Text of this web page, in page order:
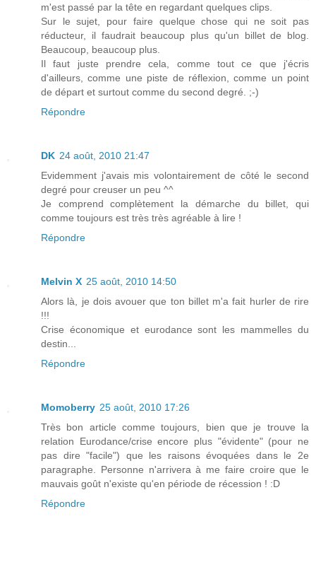
m'est passé par la tête en regardant quelques clips.
Sur le sujet, pour faire quelque chose qui ne soit pas
réducteur, il faudrait beaucoup plus qu'un billet de blog.
Beaucoup, beaucoup plus.
Il faut juste prendre cela, comme tout ce que j'écris
d'ailleurs, comme une piste de réflexion, comme un point
de départ et surtout comme du second degré. ;-)
Répondre
DK 24 août, 2010 21:47
Evidemment j'avais mis volontairement de côté le second
degré pour creuser un peu ^^
Je comprend complètement la démarche du billet, qui
comme toujours est très très agréable à lire !
Répondre
Melvin X 25 août, 2010 14:50
Alors là, je dois avouer que ton billet m'a fait hurler de rire
!!!
Crise économique et eurodance sont les mammelles du
destin...
Répondre
Momoberry 25 août, 2010 17:26
Très bon article comme toujours, bien que je trouve la
relation Eurodance/crise encore plus "évidente" (pour ne
pas dire "facile") que les raisons évoquées dans le 2e
paragraphe. Personne n'arrivera à me faire croire que le
mauvais goût n'existe qu'en période de récession ! :D
Répondre